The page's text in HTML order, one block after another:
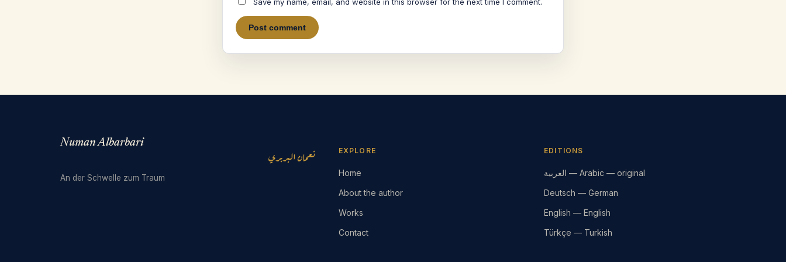
Numan Albarbari
نعمان البربري
An der Schwelle zum Traum
EXPLORE
Home
About the author
Works
Contact
EDITIONS
العربية — Arabic — original
Deutsch — German
English — English
Türkçe — Turkish